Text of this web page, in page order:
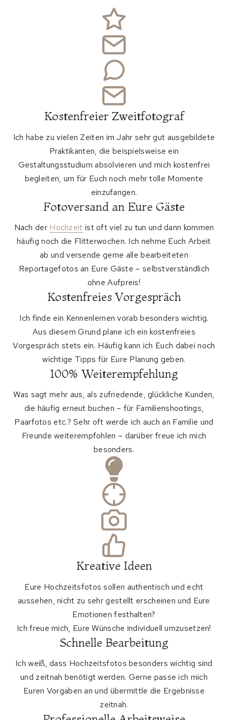
Kostenfreier Zweitfotograf
Ich habe zu vielen Zeiten im Jahr sehr gut ausgebildete
Praktikanten, die beispielsweise ein
Gestaltungsstudium absolvieren und mich kostenfrei
begleiten, um für Euch noch mehr tolle Momente
einzufangen.
Fotoversand an Eure Gäste
Nach der Hochzeit ist oft viel zu tun und dann kommen
häufig noch die Flitterwochen. Ich nehme Euch Arbeit
ab und versende gerne alle bearbeiteten
Reportagefotos an Eure Gäste – selbstverständlich
ohne Aufpreis!
Kostenfreies Vorgespräch
Ich finde ein Kennenlernen vorab besonders wichtig.
Aus diesem Grund plane ich ein kostenfreies
Vorgespräch stets ein. Häufig kann ich Euch dabei noch
wichtige Tipps für Eure Planung geben.
100% Weiterempfehlung
Was sagt mehr aus, als zufriedende, glückliche Kunden,
die häufig erneut buchen – für Familienshootings,
Paarfotos etc.? Sehr oft werde ich auch an Familie und
Freunde weiterempfohlen – darüber freue ich mich
besonders.
Kreative Ideen
Eure Hochzeitsfotos sollen authentisch und echt
aussehen, nicht zu sehr gestellt erscheinen und Eure
Emotionen festhalten?
Ich freue mich, Eure Wünsche individuell umzusetzen!
Schnelle Bearbeitung
Ich weiß, dass Hochzeitsfotos besonders wichtig sind
und zeitnah benötigt werden. Gerne passe ich mich
Euren Vorgaben an und übermittle die Ergebnisse
zeitnah.